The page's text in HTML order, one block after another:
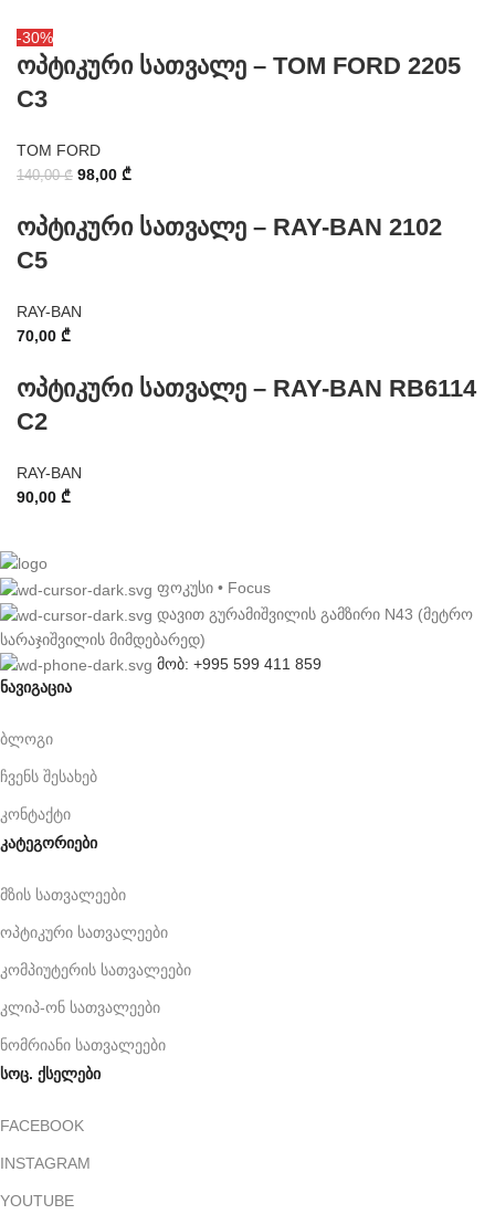
-30%
ოპტიკური სათვალე – TOM FORD 2205
C3
TOM FORD
140,00₾ 98,00 ₾
ოპტიკური სათვალე – RAY-BAN 2102
C5
RAY-BAN
70,00 ₾
ოპტიკური სათვალე – RAY-BAN RB6114
C2
RAY-BAN
90,00 ₾
ფოკუსი • Focus
დავით გურამიშვილის გამზირი N43 (მეტრო
სარაჯიშვილის მიმდებარედ)
მობ: +995 599 411 859
ნავიგაცია
ბლოგი
ჩვენს შესახებ
კონტაქტი
კატეგორიები
მზის სათვალეები
ოპტიკური სათვალეები
კომპიუტერის სათვალეები
კლიპ-ონ სათვალეები
ნომრიანი სათვალეები
სოც. ქსელები
FACEBOOK
INSTAGRAM
YOUTUBE